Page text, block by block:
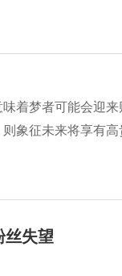
着梦者可能会迎来
象征未来将享有
丝失望